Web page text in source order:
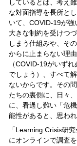
しているとは、考え
な対面指導を長所と
いて、COVID-19が強
大きな制約を受けつ
しまう仕組みや、そ
からに止まらない理
（COVID-19がいず
でしょう）、すべて
ないからです。その
たちの裏側に、日々
に、看過し難い「危
能性があると、思われ
「Learning Crisis研
にオンラインで調査